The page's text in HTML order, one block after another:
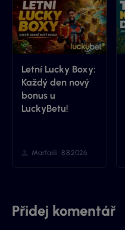
Letní Lucky Boxy:
Každý den nový
bonus u
LuckyBetu!
Marťa 8.8.2026
Přidej komentář